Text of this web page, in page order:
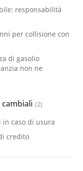
responsabilità
per collisione con
di gasolio
non ne
cambiali (2)
in caso di usura
credito